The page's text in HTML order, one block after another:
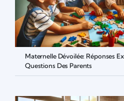
Maternelle Dévoilée: Réponses
Questions Des Parents